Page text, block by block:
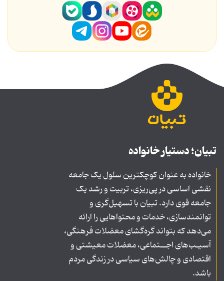
تبیان؛ دستیار خانواده
خانواده به عنوان کوچکترین سلول یک جامعه
نقشی اساسی در پی‌ریزی، تربیت و رشد یک
جامعه قوی دارد. تبیان با تسهیل‌گری و
توانمندسازی، خدمات و محتواهایی را ارائه
می‌دهد که بتواند گره‌گشای معضلات فرهنگی،
آسیـب‌های اجــتماعی، معضلات معیشتی و
اقتصادی و چالش‌های سیاسی در زندگی مردم
باشد.